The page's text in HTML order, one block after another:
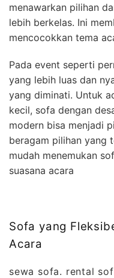
menawarkan pilihan
lebih berkelas. Ini
mencocokkan tema
Pada event seperti
yang lebih luas dan
yang diminati. Untuk
kecil, sofa dengan
modern bisa menjadi
beragam pilihan yang
mudah menemukan
suasana acara
Sofa yang
Acara
sewa sofa. rental